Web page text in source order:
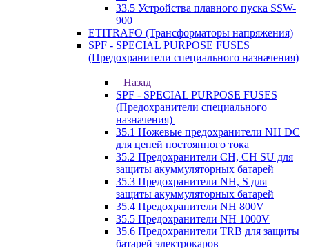
33.5 Устройства плавного пуска SSW-
900
ETITRAFO (Трансформаторы напряжения)
SPF - SPECIAL PURPOSE FUSES
(Предохранители специального назначения)
Назад
SPF - SPECIAL PURPOSE FUSES
(Предохранители специального
назначения)
35.1 Ножевые предохранители NH DC
для цепей постоянного тока
35.2 Предохранители CH, CH SU для
защиты акуммуляторных батарей
35.3 Предохранители NH, S для
защиты акуммуляторных батарей
35.4 Предохранители NH 800V
35.5 Предохранители NH 1000V
35.6 Предохранители TRB для защиты
батарей электрокаров